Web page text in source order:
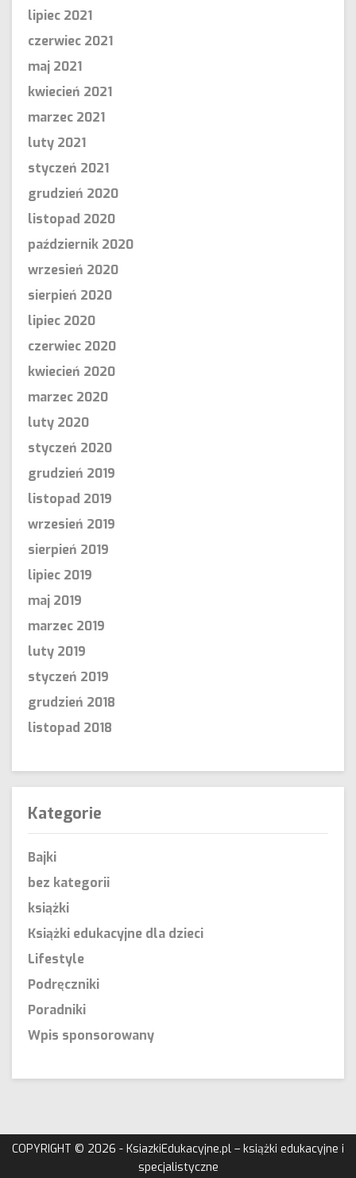
lipiec 2021
czerwiec 2021
maj 2021
kwiecień 2021
marzec 2021
luty 2021
styczeń 2021
grudzień 2020
listopad 2020
październik 2020
wrzesień 2020
sierpień 2020
lipiec 2020
czerwiec 2020
kwiecień 2020
marzec 2020
luty 2020
styczeń 2020
grudzień 2019
listopad 2019
wrzesień 2019
sierpień 2019
lipiec 2019
maj 2019
marzec 2019
luty 2019
styczeń 2019
grudzień 2018
listopad 2018
Kategorie
Bajki
bez kategorii
książki
Książki edukacyjne dla dzieci
Lifestyle
Podręczniki
Poradniki
Wpis sponsorowany
COPYRIGHT © 2026 - KsiazkiEdukacyjne.pl – książki edukacyjne i
specjalistyczne